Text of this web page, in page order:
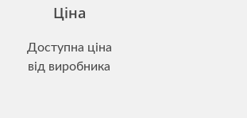
Ціна
Доступна ціна
від виробника